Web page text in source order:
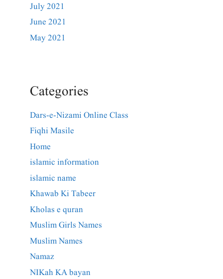
July 2021
June 2021
May 2021
Categories
Dars-e-Nizami Online Class
Fiqhi Masile
Home
islamic information
islamic name
Khawab Ki Tabeer
Kholas e quran
Muslim Girls Names
Muslim Names
Namaz
NIKah KA bayan